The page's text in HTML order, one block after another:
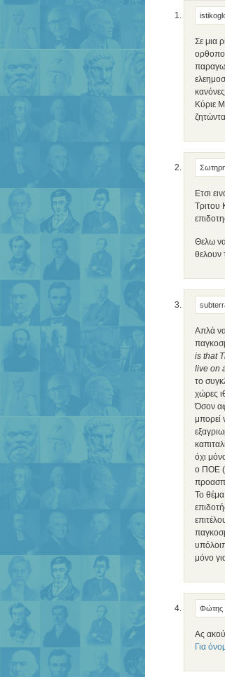
Σε μια
Κύριε
Ετσι
Τριτου
Θελω
θελουν
Απλά
is that
live on
το
χώρες
Όσον
μπορεί
όχι
ο ΠΟΕ
Το θέμα
μόνο
Φώτης
Ας
Για